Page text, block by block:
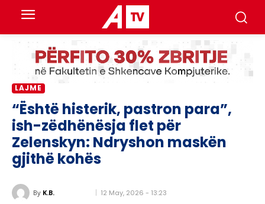
LAJME
“Është histerik, pastron para”,
ish-zëdhënësja flet për
Zelenskyn: Ndryshon maskën
gjithë kohës
By K.B. 12 May, 2026 - 13:23